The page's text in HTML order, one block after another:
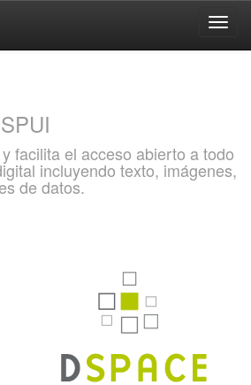
facilita el acceso abierto a todo
incluyendo texto, imágenes,
de datos.